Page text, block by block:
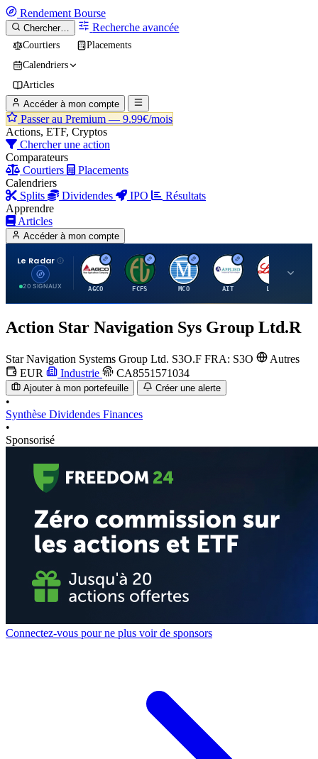
Rendement Bourse
Chercher… Recherche avancée
Courtiers
Placements
Calendriers
Articles
Accéder à mon compte
Passer au Premium — 9.99€/mois
Actions, ETF, Cryptos
Chercher une action
Comparateurs
Courtiers
Placements
Calendriers
Splits
Dividendes IPO
Résultats
Apprendre
Articles
Accéder à mon compte
Le Radar
20 SIGNAUX
A
AGCO
F
FCFS
M
MCO
A
AIT
Action Star Navigation Sys Group Ltd.R
Star Navigation Systems Group Ltd. S3O.F FRA: S3O
Autres
EUR
Industrie CA8551571034
Ajouter à mon portefeuille Créer une alerte
•
Synthèse Dividendes Finances
•
Sponsorisé
Connectez-vous pour ne plus voir de sponsors